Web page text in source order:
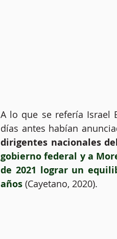
A lo que se refería Israel
días antes habían
dirigentes nacionales
gobierno federal y a
de 2021 lograr un
años (Cayetano, 2020).